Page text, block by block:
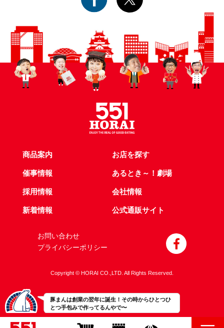
豚まんは創業の翌年に誕生！その時からひとつひ
とつ手包みで作ってるんやで〜
商品案内 お店を探す
催事情報 あるとき～！劇場
採用情報 会社情報
新着情報 公式通販サイト
お問い合わせ
プライバシーポリシー
Copyright © HORAI CO.,LTD. All Rights Reserved.